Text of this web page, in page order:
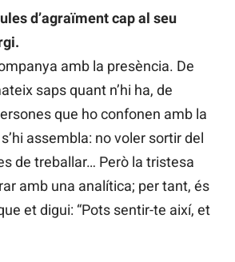
d’agraïment cap al seu
amb la presència. De
saps quant n’hi ha, de
que ho confonen amb la
assembla: no voler sortir del
de treballar… Però la tristesa
amb una analítica; per tant, és
et digui: “Pots sentir-te així, et